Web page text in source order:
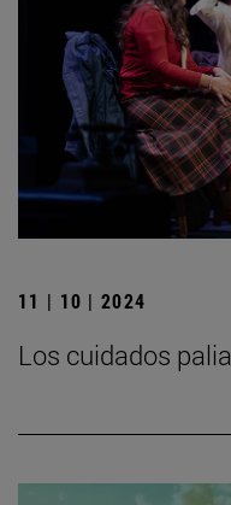
11 | 10 | 2024
Los cuidados